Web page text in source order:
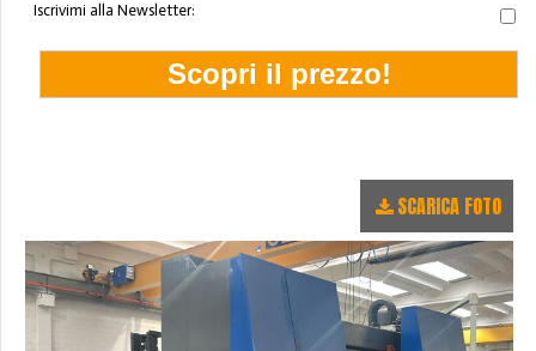
Iscrivimi alla Newsletter:
SCARICA FOTO